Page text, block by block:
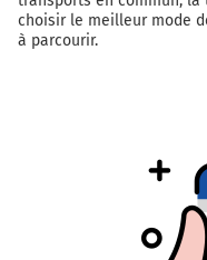
choisir le meilleur mode
à parcourir.